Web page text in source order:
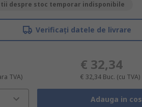
despre stoc temporar indisponibile
Verificați datele de livrare
TVA)
€ 32,34
€ 32,34 Buc. (cu TVA)
Adauga in cos